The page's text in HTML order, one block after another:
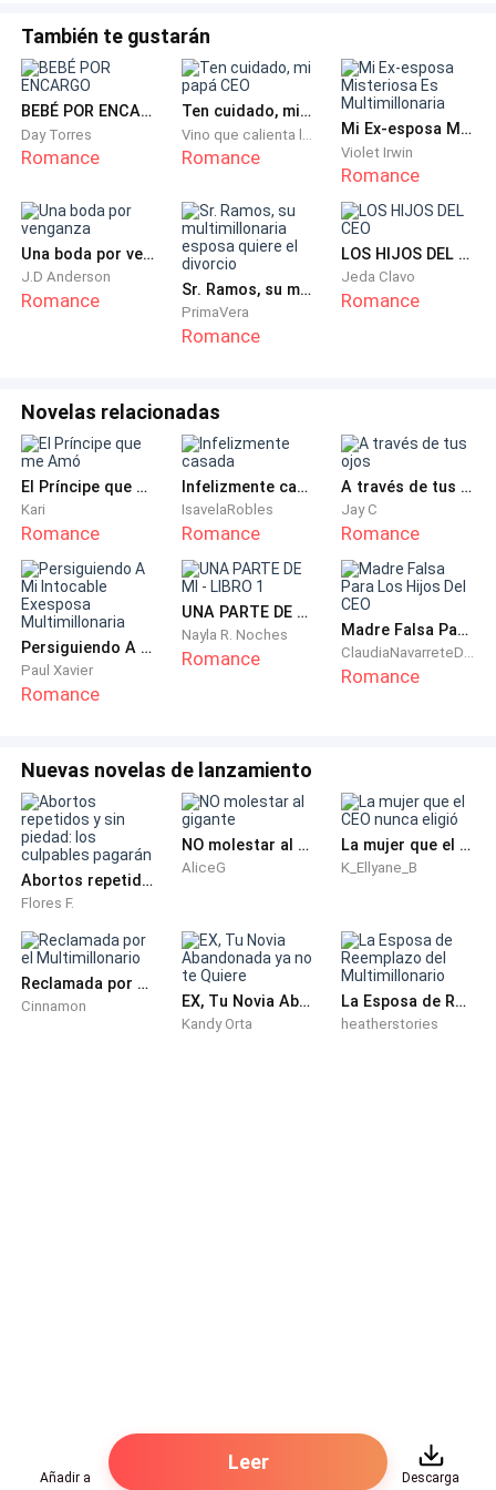
También te gustarán
BEBÉ POR ENCARGO
Day Torres
Romance
Ten cuidado, mi papá CEO
Romance
Mi Ex-esposa Misteriosa Es Multimillonaria
Violet Irwin
Romance
Una boda por venganza
J.D Anderson
Romance Sr. Ramos, su multimillonaria esposa quiere el divorcio
PrimaVera
Romance
LOS HIJOS DEL CEO
Jeda Clavo
Romance
Novelas relacionadas
El Príncipe que me Amó
Kari
Romance
Infelizmente casada
IsavelaRobles
Romance
A través de tus ojos
Jay C
Romance
Persiguiendo A Mi Intocable Exesposa Multimillonaria
Paul Xavier
Romance
UNA PARTE DE MI - LIBRO 1
Nayla R. Noches
Romance
Madre Falsa Para Los Hijos Del CEO
ClaudiaNavarreteDiaz
Romance
Nuevas novelas de lanzamiento
Abortos repetidos y sin piedad: los culpables pagarán
Flores F.
NO molestar al gigante
AliceG
La mujer que el CEO nunca eligió
K_Ellyane_B
Reclamada por el Multimillonario
Cinnamon EX, Tu Novia Abandonada ya no te Quiere
Kandy Orta
La Esposa de Reemplazo del Multimillonario
heatherstories
Añadir a
Leer
Descarga